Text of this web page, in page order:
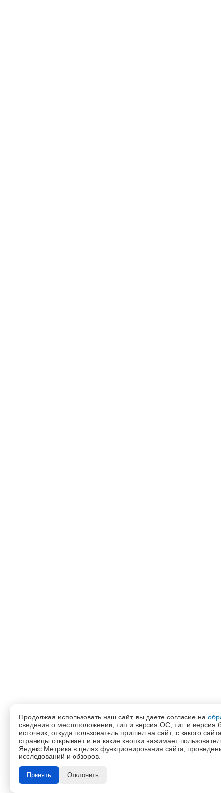
Продолжая использовать наш сайт, вы даете согласие на
сведения о местоположении; тип и версия ОС; тип и версия
источник, откуда пользователь пришел на сайт; с какого
страницы открывает и на какие кнопки нажимает
Яндекс.Метрика в целях функционирования сайта,
исследований и обзоров.
Принять Отклонить